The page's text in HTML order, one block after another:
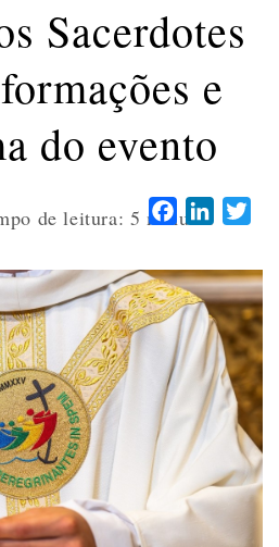
Sacerdotes
e
do evento
de leitura: 5 minutosFacebook